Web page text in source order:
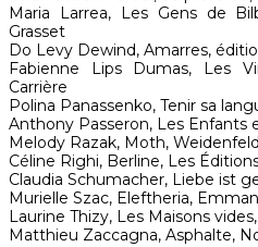
Maria Larrea, Les Gens de
Grasset
Do Levy Dewind, Amarres,
Fabienne Lips Dumas, Les
Carrière
Polina Panassenko, Tenir sa
Anthony Passeron, Les Enfants
Melody Razak, Moth,
Céline Righi, Berline, Les
Claudia Schumacher, Liebe ist
Murielle Szac, Eleftheria,
Laurine Thizy, Les Maisons
Matthieu Zaccagna, Asphalte,